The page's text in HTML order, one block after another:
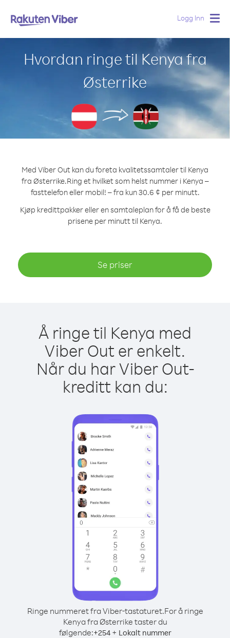
Logg Inn
Hvordan ringe til Kenya fra
Østerrike
Med Viber Out kan du foreta kvalitetssamtaler til Kenya
fra Østerrike.Ring et hvilket som helst nummer i Kenya –
fasttelefon eller mobil! – fra kun 30.6 ¢ per minutt.
Kjøp kredittpakker eller en samtaleplan for å få de beste
prisene per minutt til Kenya.
Se priser
Å ringe til Kenya med
Viber Out er enkelt.
Når du har Viber Out-
kreditt kan du:
Ringe nummeret fra Viber-tastaturet.For å ringe
Kenya fra Østerrike taster du
følgende:+254+ Lokalt nummer